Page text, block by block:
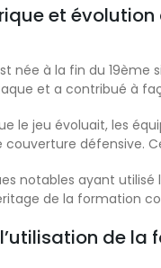
et
née à la fin du 19ème
et a contribué à
le jeu évoluait, les
défensive.
notables ayant
de la formation
de